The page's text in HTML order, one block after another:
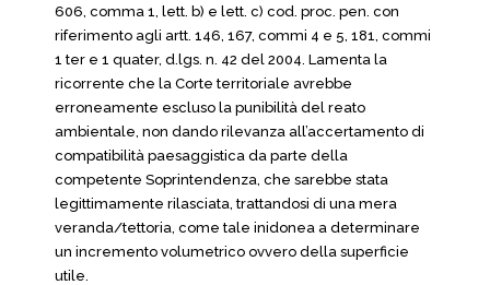
606, comma 1, lett. b) e lett. c) cod. proc. pen. con
riferimento agli artt. 146, 167, commi 4 e 5, 181, commi
1 ter e 1 quater, d.lgs. n. 42 del 2004. Lamenta la
ricorrente che la Corte territoriale avrebbe
erroneamente escluso la punibilità del reato
ambientale, non dando rilevanza all’accertamento di
compatibilità paesaggistica da parte della
competente Soprintendenza, che sarebbe stata
legittimamente rilasciata, trattandosi di una mera
veranda/tettoria, come tale inidonea a determinare
un incremento volumetrico ovvero della superficie
utile.